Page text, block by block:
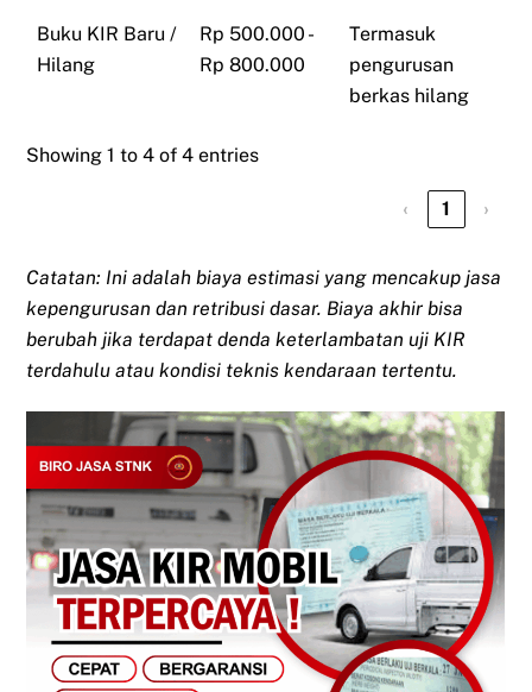
Buku KIR Baru /
Hilang
Rp 500.000 -
Rp 800.000
Termasuk
pengurusan
berkas hilang
Showing 1 to 4 of 4 entries
‹ 1 ›
Catatan: Ini adalah biaya estimasi yang mencakup jasa
kepengurusan dan retribusi dasar. Biaya akhir bisa
berubah jika terdapat denda keterlambatan uji KIR
terdahulu atau kondisi teknis kendaraan tertentu.